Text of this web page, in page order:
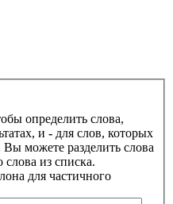
определить слова,
и - для слов, которых
Вы можете разделить слова
из списка.
для частичного